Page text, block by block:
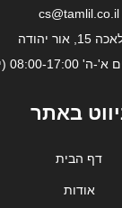
cs@tamlil.co.il
אור יהודה
(יום ו' סגור)
באתר
דף הבית
אודות